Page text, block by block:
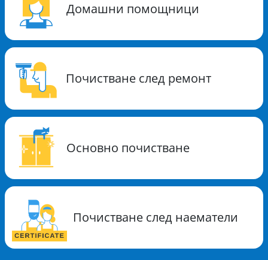
Домашни помощници
Почистване след ремонт
Основно почистване
Почистване след наематели